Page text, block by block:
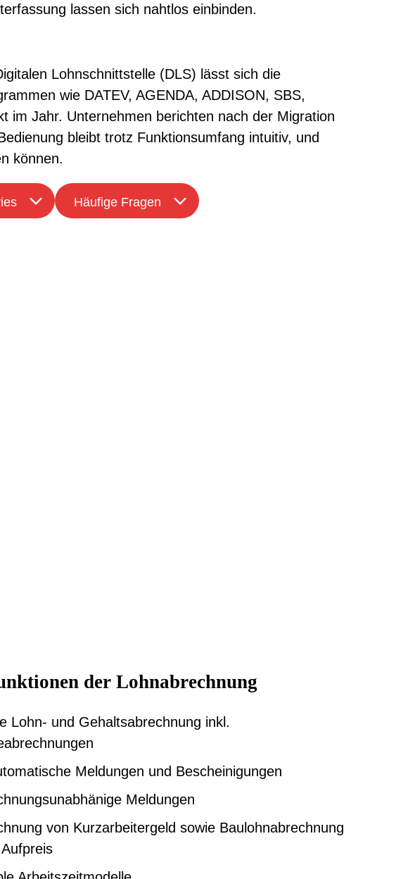
lassen sich nahtlos einbinden.
Lohnschnittstelle (DLS) lässt sich die
wie DATEV, AGENDA, ADDISON, SBS,
im Jahr. Unternehmen berichten nach der Migration
bleibt trotz Funktionsumfang intuitiv, und
können.
Häufige Fragen
der Lohnabrechnung
Lohn- und Gehaltsabrechnung inkl.
Meldungen und Bescheinigungen
Meldungen
von Kurzarbeitergeld sowie Baulohnabrechnung